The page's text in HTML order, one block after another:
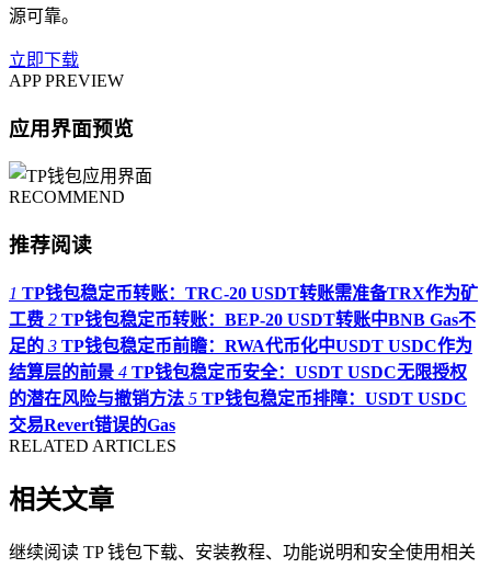
源可靠。
立即下载
APP PREVIEW
应用界面预览
RECOMMEND
推荐阅读
1 TP钱包稳定币转账：TRC-20 USDT转账需准备TRX作为矿
工费 2 TP钱包稳定币转账：BEP-20 USDT转账中BNB Gas不
足的 3 TP钱包稳定币前瞻：RWA代币化中USDT USDC作为
结算层的前景 4 TP钱包稳定币安全：USDT USDC无限授权
的潜在风险与撤销方法 5 TP钱包稳定币排障：USDT USDC
交易Revert错误的Gas
RELATED ARTICLES
相关文章
继续阅读 TP 钱包下载、安装教程、功能说明和安全使用相关